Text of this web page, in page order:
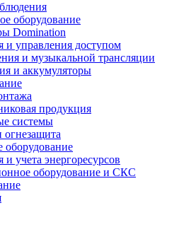
оборудование
Domination
и управления доступом
и музыкальной трансляции
и аккумуляторы
продукция
системы
учета энергоресурсов
оборудование и СКС